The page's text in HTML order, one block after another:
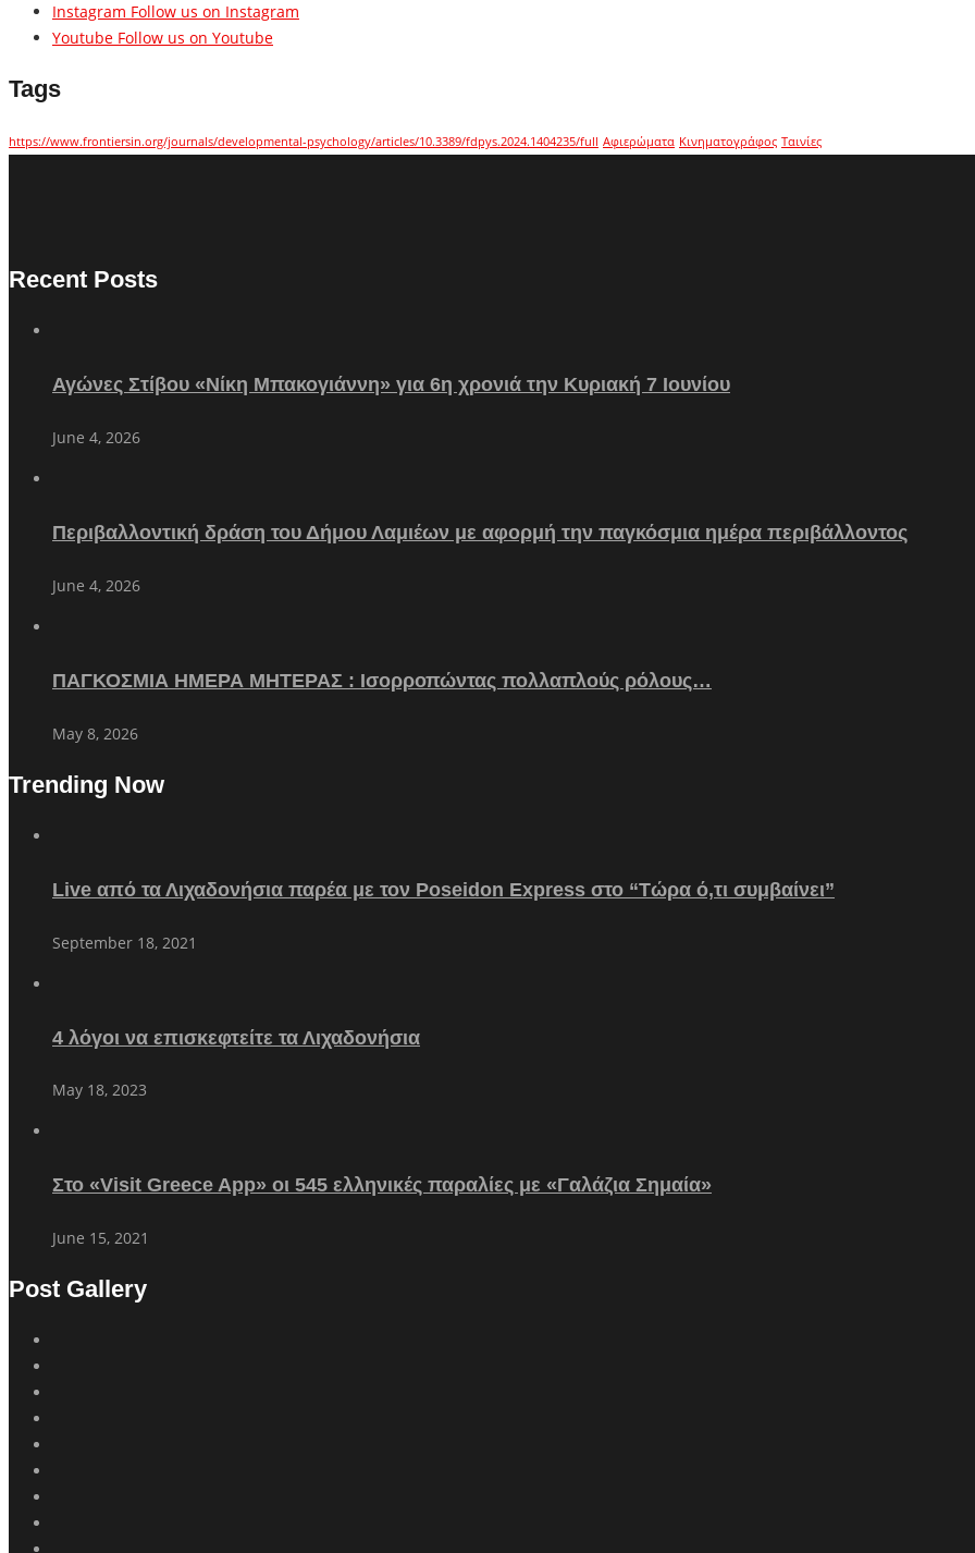
Instagram Follow us on Instagram
Youtube Follow us on Youtube
Tags
https://www.frontiersin.org/journals/developmental-psychology/articles/10.3389/fdpys.2024.1404235/full Αφιερώματα Κινηματογράφος Ταινίες
Recent Posts
Αγώνες Στίβου «Νίκη Μπακογιάννη» για 6η χρονιά την Κυριακή 7 Ιουνίου
June 4, 2026
Περιβαλλοντική δράση του Δήμου Λαμιέων με αφορμή την παγκόσμια ημέρα περιβάλλοντος
June 4, 2026
ΠΑΓΚΟΣΜΙΑ ΗΜΕΡΑ ΜΗΤΕΡΑΣ : Ισορροπώντας πολλαπλούς ρόλους…
May 8, 2026
Trending Now
Live από τα Λιχαδονήσια παρέα με τον Poseidon Express στο “Τώρα ό,τι συμβαίνει”
September 18, 2021
4 λόγοι να επισκεφτείτε τα Λιχαδονήσια
May 18, 2023
Στο «Visit Greece App» οι 545 ελληνικές παραλίες με «Γαλάζια Σημαία»
June 15, 2021
Post Gallery